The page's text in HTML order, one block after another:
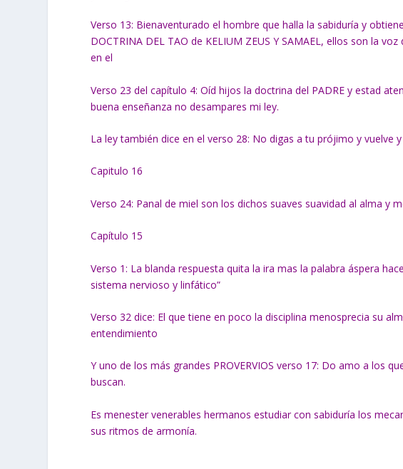
Verso 13: Bienaventurado el hombre que halla la sabiduría y
DOCTRINA DEL TAO de KELIUM ZEUS Y SAMAEL, ellos son la
en el
Verso 23 del capítulo 4: Oíd hijos la doctrina del PADRE y estad
buena enseñanza no desampares mi ley.
La ley también dice en el verso 28: No digas a tu prójimo y vuelve
Capitulo 16
Verso 24: Panal de miel son los dichos suaves suavidad al alma y
Capítulo 15
Verso 1: La blanda respuesta quita la ira mas la palabra áspera
sistema nervioso y linfático”
Verso 32 dice: El que tiene en poco la disciplina menosprecia su
entendimiento
Y uno de los más grandes PROVERVIOS verso 17: Do amo a los
buscan.
Es menester venerables hermanos estudiar con sabiduría los
sus ritmos de armonía.